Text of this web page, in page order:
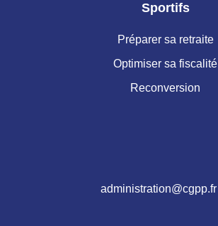
Sportifs
Préparer sa retraite
Optimiser sa fiscalité
Reconversion
administration@cgpp.fr